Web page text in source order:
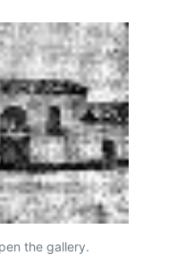
the gallery.